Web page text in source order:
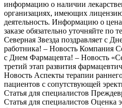
информацию о наличии
организациях, имеющих
деятельность. Информацию о
заказе обязательно уточняйте по
Северная Звезда поздравляет с
работника! – Новость Компания
с Днем Фармацевта! – Новость
третий этап развития
Новость Аспекты терапии
пациентов с сопутствующей
Статья для специалистов
Статья для специалистов Оценка